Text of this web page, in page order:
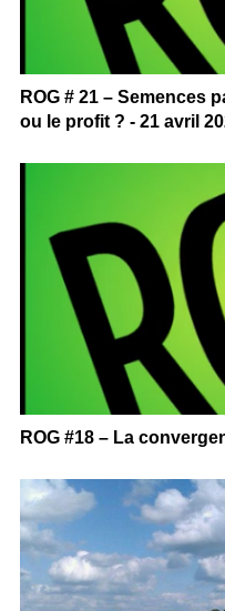
ROG # 21 – Semences
ou le profit ? - 21 avril
ROG #18 – La